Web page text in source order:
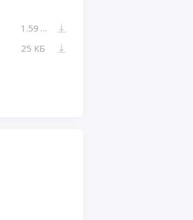
1.59 МБ
25 КБ